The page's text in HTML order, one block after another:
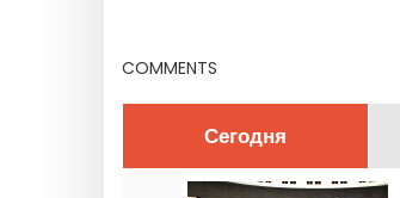
COMMENTS
Сегодня